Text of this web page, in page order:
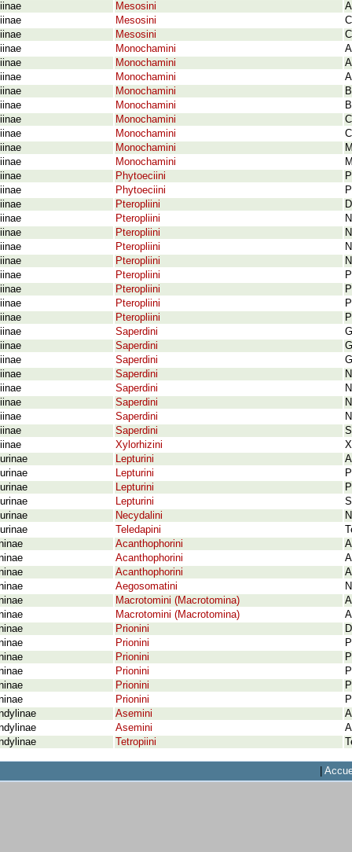
Mesosini
Mesosini
Mesosini
Monochamini
Monochamini
Monochamini
Monochamini
Monochamini
Monochamini
Monochamini
Monochamini
Monochamini
Phytoeciini
Phytoeciini
Pteropliini
Pteropliini
Pteropliini
Pteropliini
Pteropliini
Pteropliini
Pteropliini
Pteropliini
Pteropliini
Saperdini
Saperdini
Saperdini
Saperdini
Saperdini
Saperdini
Saperdini
Saperdini
Xylorhizini
Lepturini
Lepturini
Lepturini
Lepturini
Necydalini
Teledapini
Acanthophorini
Acanthophorini
Acanthophorini
Aegosomatini
Macrotomini (Macrotomina)
Macrotomini (Macrotomina)
Prionini
Prionini
Prionini
Prionini
Prionini
Prionini
Asemini
Asemini
Tetropiini